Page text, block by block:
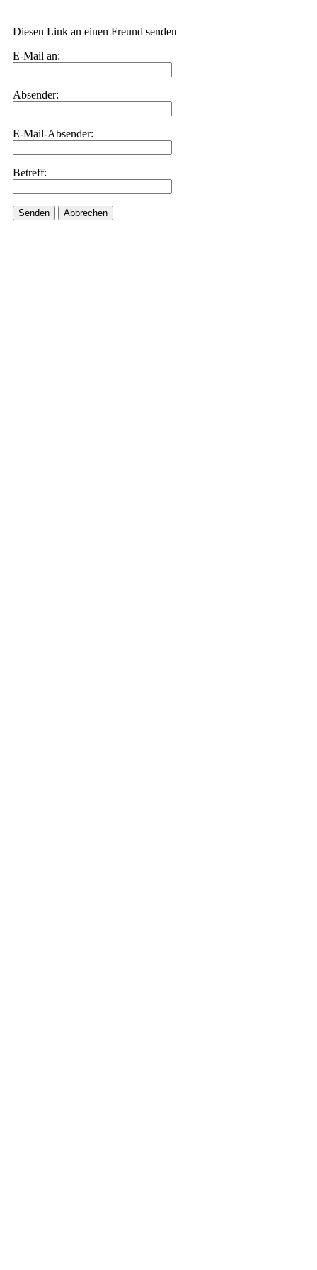
Diesen Link an einen Freund senden
E-Mail an:
Absender:
E-Mail-Absender:
Betreff:
Senden Abbrechen